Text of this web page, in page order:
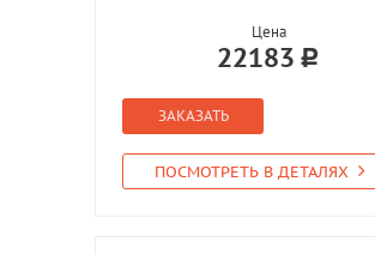
Цена
22183
ЗАКАЗАТЬ
ПОСМОТРЕТЬ В ДЕТАЛЯХ